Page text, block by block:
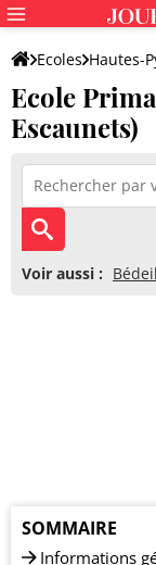
Ecoles Hautes-
Ecole Primaire
Ecole
Escaunets)
Voir aussi :
SOMMAIRE
Informations